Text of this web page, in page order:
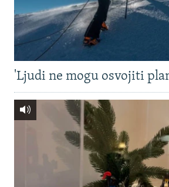
'Ljudi ne mogu osvojiti